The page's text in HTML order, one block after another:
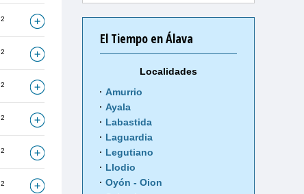
2
2
2
2
2
2
El Tiempo en Álava
Localidades
Amurrio
Ayala
Labastida
Laguardia
Legutiano
Llodio
Oyón - Oion